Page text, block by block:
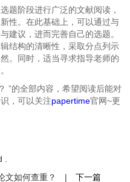
题阶段进行广泛的文献阅读，
性。在此基础上，可以通过与
建议，进而完善自己的选题。
结构的清晰性，采取分点列示
。同时，适当寻求指导老师的
”的全部内容，希望阅读后能对
，可以关注papertime官网~更
文如何查重？ | 下一篇